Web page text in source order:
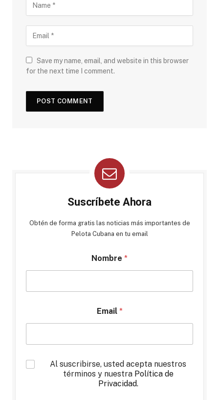
Save my name, email, and website in this browser
for the next time I comment.
Suscríbete Ahora
Obtén de forma gratis las noticias más importantes de
Pelota Cubana en tu email
Nombre *
Email *
*
Al suscribirse, usted acepta nuestros
términos y nuestra Política de
Privacidad.